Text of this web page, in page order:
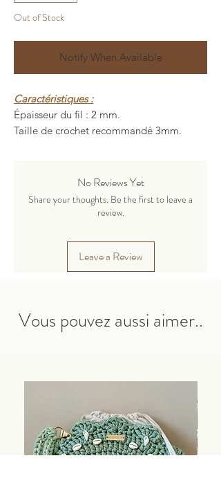
Out of Stock
Notify When Available
Caractéristiques :
Épaisseur du fil : 2 mm.
Taille de crochet recommandé 3mm.
Composition : 80% polyester, 20%
cachemire.
Un cordon fin en polyester adapté pour
des serviettes, des tapis et bien plus
Les produits finis conservent parfaitement
No Reviews Yet
Share your thoughts. Be the first to leave a
review.
Leave a Review
Vous pouvez aussi aimer..